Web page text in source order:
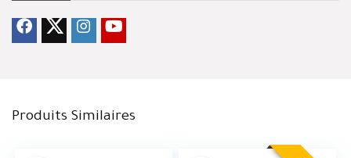
Produits Similaires